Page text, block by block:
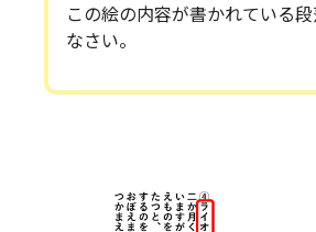
この絵の内容が書かれている
なさい。